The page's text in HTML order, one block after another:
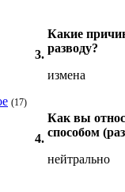
(17)
3.
Какие
разводу?
измена
4.
Как вы
способом
нейтрально